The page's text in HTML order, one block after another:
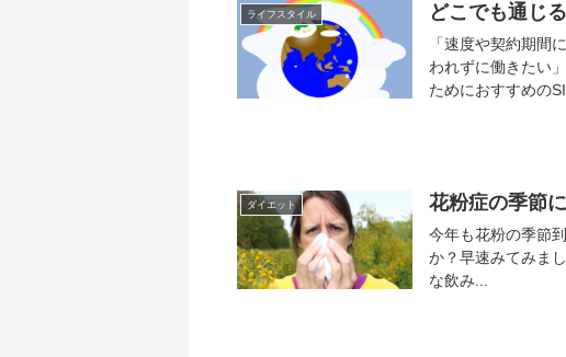
ライフスタイル どこでも通じ
「速度や契約期間
われずに働きたい
ためにおすすめの
ダイエット 花粉症の季節
今年も花粉の季節
か？早速みてみましょう。 「えぞ式すーすー茶」って何？ 「えぞ式すーすー茶」とは
な飲み...